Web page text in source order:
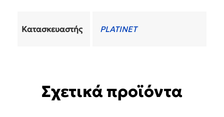
Κατασκευαστής PLATINET
Σχετικά προϊόντα